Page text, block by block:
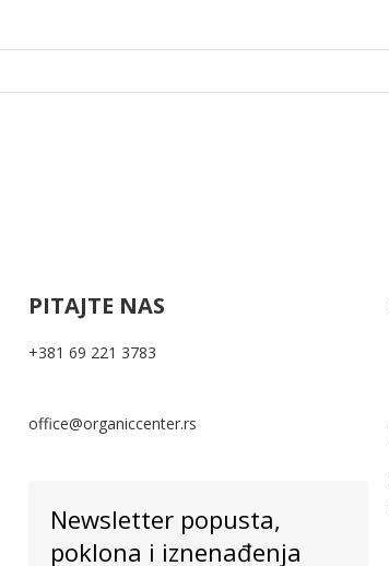
PITAJTE NAS
+381 69 221 3783
office@organiccenter.rs
Newsletter popusta,
poklona i iznenađenja